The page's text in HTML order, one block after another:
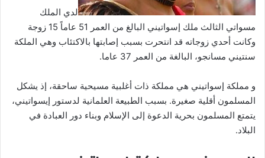
لدي الملك
مسواتي الثالث ملك إسواتيني البالغ من العمر 51 عاماً 15 زوجة
وكانت أحدي زوجاته قد انتحرت بسبب إصابتها بالاكتئاب وهي الملكة
سنتيني مسانجو، البالغة من العمر 37 عاما.
و مملكة إسواتيني هي مملكة ذات أغلبية مسيحية ساحقة، إذ يشكل
المسلمون أقلية صغيرة. بسبب الطبيعة العلمانية لدستور إيسواتيني،
يتمتع المسلمون بحرية الدعوة إلى الإسلام وبناء دور العبادة في
البلاد.